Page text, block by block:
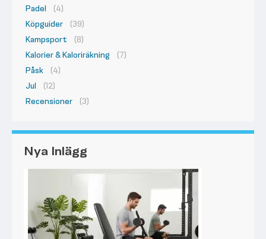
Padel
(4)
Köpguider
(39)
Kampsport
(8)
Kalorier & Kaloriräkning
(7)
Påsk
(4)
Jul
(12)
Recensioner
(3)
Nya Inlägg